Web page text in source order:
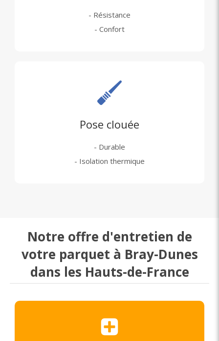
- Résistance
- Confort
Pose clouée
- Durable
- Isolation thermique
Notre offre d'entretien de
votre parquet à Bray-Dunes
dans les Hauts-de-France